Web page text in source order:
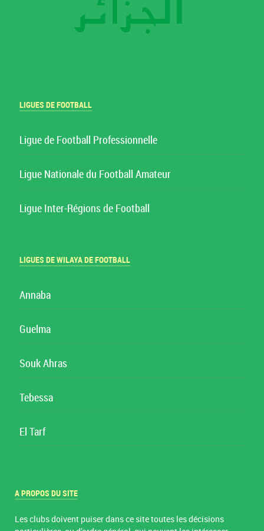
LIGUES DE FOOTBALL
Ligue de Football Professionnelle
Ligue Nationale du Football Amateur
Ligue Inter-Régions de Football
LIGUES DE WILAYA DE FOOTBALL
Annaba
Guelma
Souk Ahras
Tebessa
El Tarf
A PROPOS DU SITE
Les clubs doivent puiser dans ce site toutes les décisions